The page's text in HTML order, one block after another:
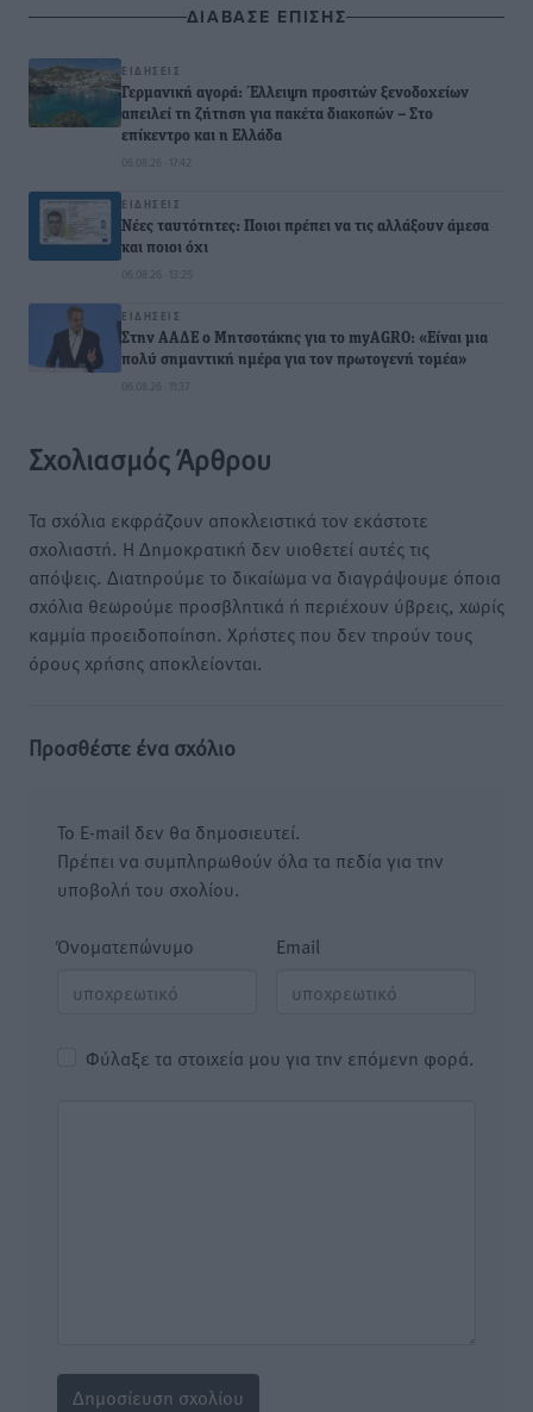
ΔΙΑΒΑΣΕ ΕΠΙΣΗΣ
ΕΙΔΉΣΕΙΣ
Γερμανική αγορά: Έλλειψη προσιτών ξενοδοχείων
απειλεί τη ζήτηση για πακέτα διακοπών – Στο
επίκεντρο και η Ελλάδα
06.08.26 · 17:42
ΕΙΔΉΣΕΙΣ
Νέες ταυτότητες: Ποιοι πρέπει να τις αλλάξουν άμεσα
και ποιοι όχι
06.08.26 · 13:25
ΕΙΔΉΣΕΙΣ
Στην ΑΑΔΕ ο Μητσοτάκης για το myAGRO: «Είναι μια
πολύ σημαντική ημέρα για τον πρωτογενή τομέα»
06.08.26 · 11:37
Σχολιασμός Άρθρου
Τα σχόλια εκφράζουν αποκλειστικά τον εκάστοτε
σχολιαστή. Η Δημοκρατική δεν υιοθετεί αυτές τις
απόψεις. Διατηρούμε το δικαίωμα να διαγράψουμε όποια
σχόλια θεωρούμε προσβλητικά ή περιέχουν ύβρεις, χωρίς
καμμία προειδοποίηση. Χρήστες που δεν τηρούν τους
όρους χρήσης αποκλείονται.
Προσθέστε ένα σχόλιο
Το E-mail δεν θα δημοσιευτεί.
Πρέπει να συμπληρωθούν όλα τα πεδία για την
υποβολή του σχολίου.
Όνοματεπώνυμο Email
Φύλαξε τα στοιχεία μου για την επόμενη φορά.